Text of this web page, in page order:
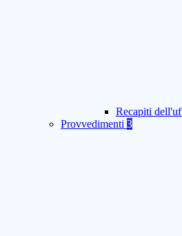
Recapiti
Provvedimenti 3